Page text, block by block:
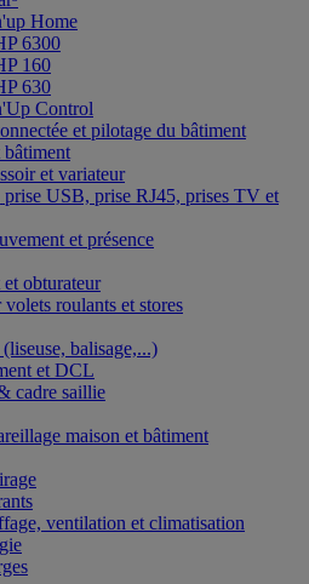
Home
6300
160
630
Control
et pilotage du bâtiment
bâtiment
et variateur
prise USB, prise RJ45, prises TV et
et présence
obturateur
roulants et stores
balisage,...)
et DCL
cadre saillie
maison et bâtiment
ventilation et climatisation